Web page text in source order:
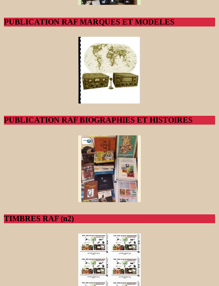
PUBLICATION RAF MARQUES ET MODELES
PUBLICATION RAF BIOGRAPHIES ET HISTOIRES
TIMBRES RAF (n2)